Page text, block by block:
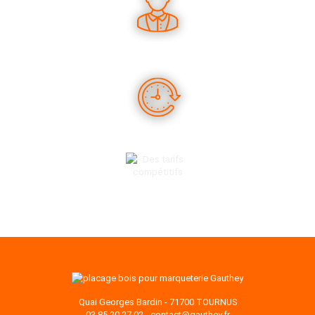
Quai Georges Bardin - 71700 TOURNUS